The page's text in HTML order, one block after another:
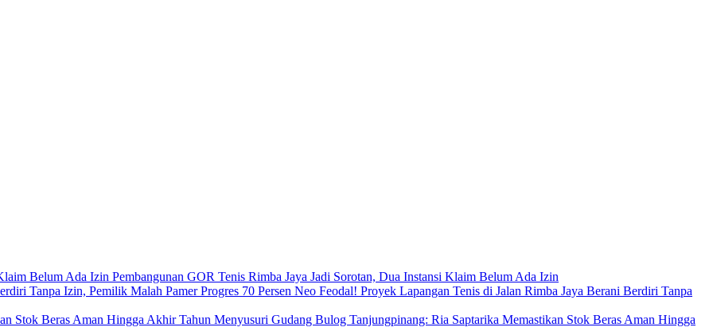
Pembangunan GOR Tenis Rimba Jaya Jadi Sorotan, Dua Instansi Klaim Belum Ada Izin
Neo Feodal! Proyek Lapangan Tenis di Jalan Rimba Jaya Berani Berdiri Tanpa
Menyusuri Gudang Bulog Tanjungpinang: Ria Saptarika Memastikan Stok Beras Aman Hingga